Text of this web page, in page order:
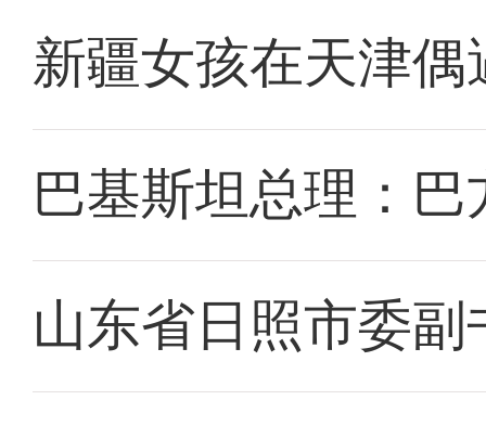
新疆女孩在天津
巴基斯坦总理：
山东省日照市委